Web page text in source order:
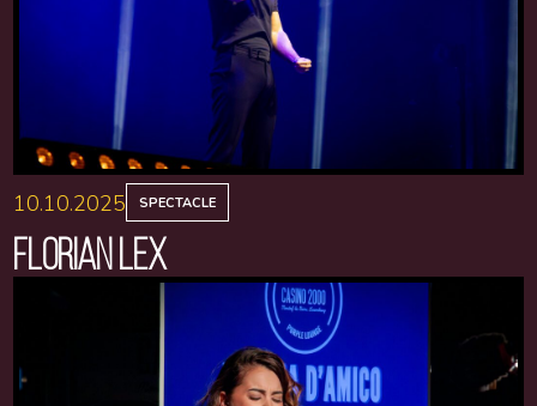
10.10.2025 SPECTACLE
FLORIAN LEX